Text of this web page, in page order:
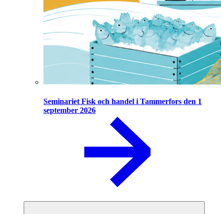
Seminariet Fisk och handel i Tammerfors den 1
september 2026